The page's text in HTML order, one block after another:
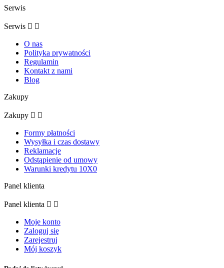
Serwis
Serwis  
O nas
Polityka prywatności
Regulamin
Kontakt z nami
Blog
Zakupy
Zakupy  
Formy płatności
Wysyłka i czas dostawy
Reklamacje
Odstąpienie od umowy
Warunki kredytu 10X0
Panel klienta
Panel klienta  
Moje konto
Zaloguj się
Zarejestruj
Mój koszyk